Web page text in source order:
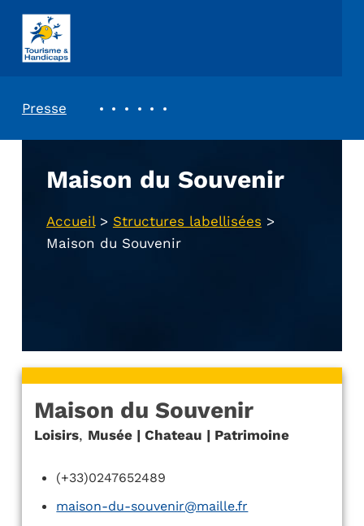
ASSOCIATION TOURISME ET HANDICAPS
Presse
Maison du Souvenir
Accueil> Structures labellisées >
Maison du Souvenir
Maison du Souvenir
Loisirs, Musée | Chateau | Patrimoine
(+33)0247652489
maison-du-souvenir@maille.fr